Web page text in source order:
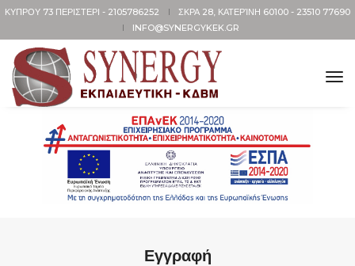
ΚΥΠΡΟΥ 73 ΠΕΡΙΣΤΕΡΙ - 2105786252 ΣΚΡΑ 28, ΚΑΤΕΡΊΝΗ 60100 - 23510 77690
INFO@SYNERGYKEK.GR
Εγγραφή